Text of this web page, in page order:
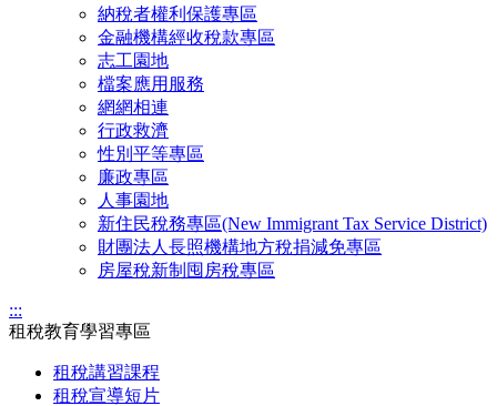
納稅者權利保護專區
金融機構經收稅款專區
志工園地
檔案應用服務
網網相連
行政救濟
性別平等專區
廉政專區
人事園地
新住民稅務專區(New Immigrant Tax Service District)
財團法人長照機構地方稅捐減免專區
房屋稅新制囤房稅專區
:::
租稅教育學習專區
租稅講習課程
租稅宣導短片